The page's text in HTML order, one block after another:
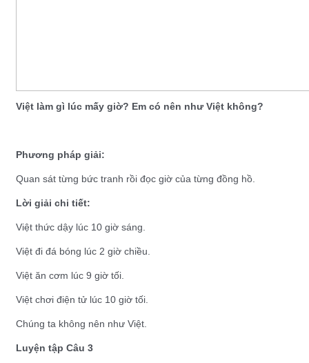
Việt làm gì lúc mấy giờ? Em có nên như Việt không?
Phương pháp giải:
Quan sát từng bức tranh rồi đọc giờ của từng đồng hồ.
Lời giải chi tiết:
Việt thức dậy lúc 10 giờ sáng.
Việt đi đá bóng lúc 2 giờ chiều.
Việt ăn cơm lúc 9 giờ tối.
Việt chơi điện tử lúc 10 giờ tối.
Chúng ta không nên như Việt.
Luyện tập Câu 3